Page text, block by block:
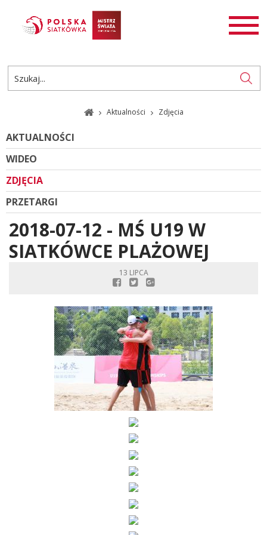
AKTUALNOŚCI
ROZGRYWKI
PL EN
Aktualności Zdjęcia
AKTUALNOŚCI
WIDEO
ZDJĘCIA
PRZETARGI
2018-07-12 - MŚ U19 W
SIATKÓWCE PLAŻOWEJ
13 LIPCA